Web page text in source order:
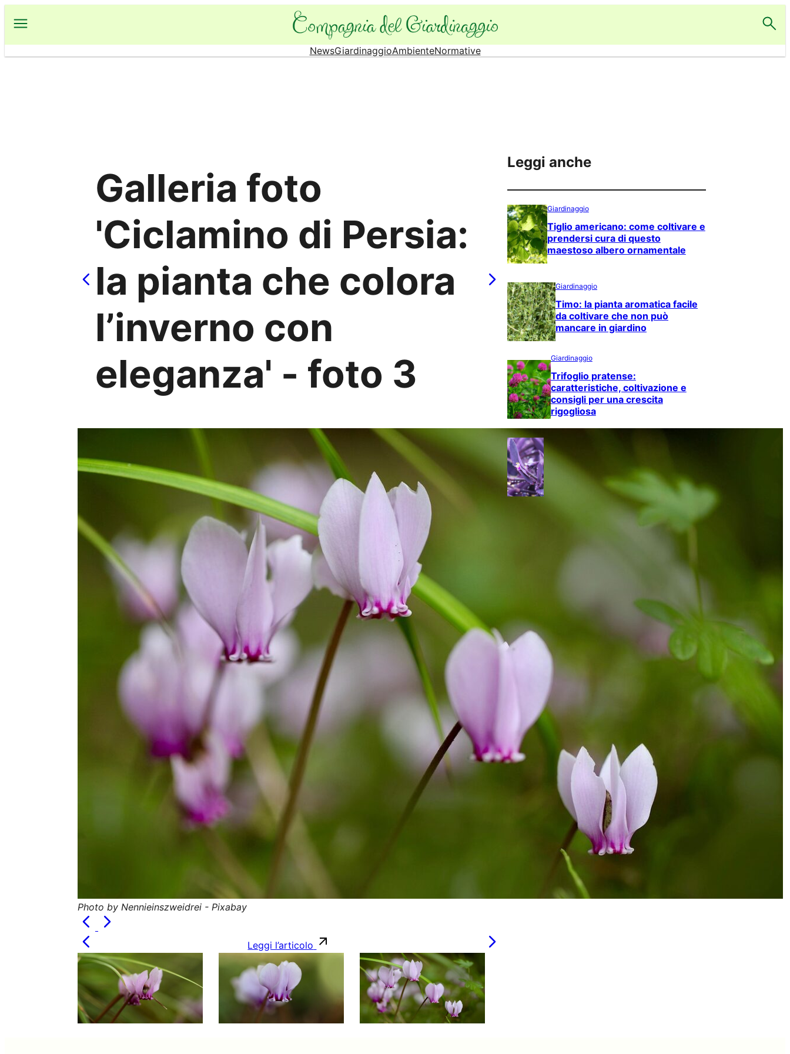
NewsGiardinaggioAmbienteNormative
Galleria foto
'Ciclamino di Persia:
la pianta che colora
l’inverno con
eleganza' - foto 3
Photo by Nennieinszweidrei - Pixabay
Leggi l’articolo
Leggi anche
Giardinaggio
Tiglio americano: come coltivare e
prendersi cura di questo
maestoso albero ornamentale
Giardinaggio
Timo: la pianta aromatica facile
da coltivare che non può
mancare in giardino
Giardinaggio
Trifoglio pratense:
caratteristiche, coltivazione e
consigli per una crescita
rigogliosa
Tradescantia spathacea: la pianta
tropicale dal fogliame colorato che
dona carattere agli ambienti